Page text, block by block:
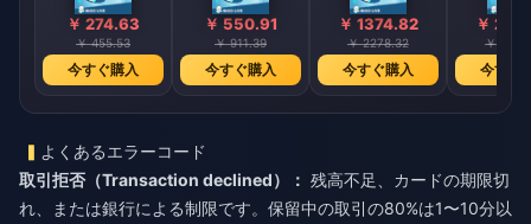
￥ 274.63
￥ 455.53
今すぐ購入
￥ 550.91
￥ 911.39
今すぐ購入
￥ 1374.82
￥ 2278.32
今すぐ購入
￥
￥
今すぐ
よくあるエラーコード
取引拒否（Transaction declined）： 残高不足、カードの期限切
れ、または銀行による制限です。保留中の取引の80%は1〜10分以